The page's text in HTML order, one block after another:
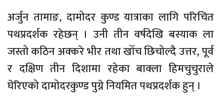
अर्जुन तामाङ, दामोदर कुण्ड यात्राका लागि परिचित
पथप्रदर्शक रहेछन् । उनी तीन वर्षदेखि बस्याक ला
जस्तो कठिन अक्करे भीर तथा खोँच छिचोल्दै उत्तर, पूर्व
र दक्षिण तीन दिशामा रहेका बाक्ला हिमचुचुराले
घेरिएको दामोदरकुण्ड पुग्ने नियमित पथप्रदर्शक हुन् ।